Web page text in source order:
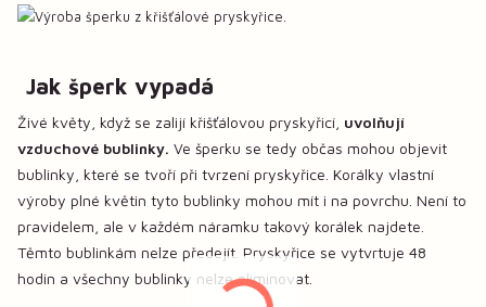
Jak šperk vypadá
Živé květy, když se zalijí křišťálovou pryskyřicí, uvolňují
vzduchové bublinky. Ve šperku se tedy občas mohou objevit
bublinky, které se tvoří při tvrzení pryskyřice. Korálky vlastní
výroby plné květin tyto bublinky mohou mít i na povrchu. Není to
pravidelem, ale v každém náramku takový korálek najdete.
Těmto bublinkám nelze předejít. Pryskyřice se vytvrtuje 48
hodin a všechny bublinky nelze eliminovat.